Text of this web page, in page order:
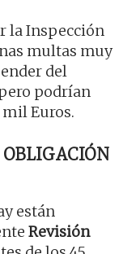
la Inspección
multas muy
del
podrían
Euros.
están
Revisión